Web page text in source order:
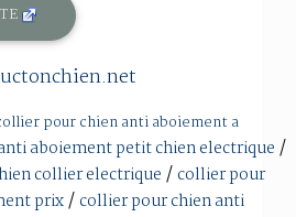
pour chien anti aboiement a
aboiement petit chien electrique /
collier electrique / collier pour
prix/ collier pour chien anti